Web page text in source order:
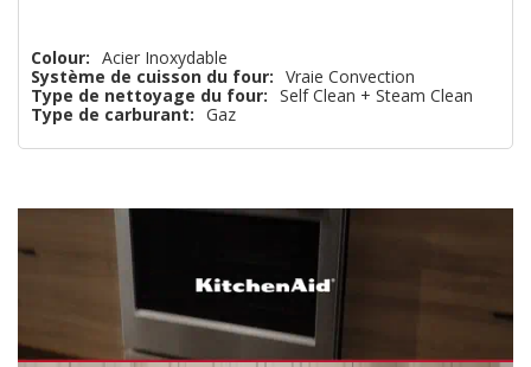
plus
que
Colour: Acier Inoxydable
Système de cuisson du four: Vraie Convection
Type de nettoyage du four: Self Clean + Steam Clean
Type de carburant: Gaz